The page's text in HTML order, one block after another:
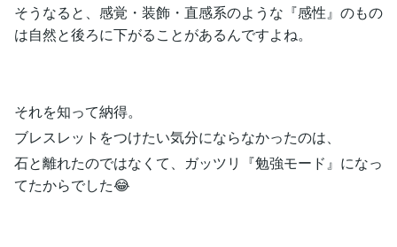
そうなると、感覚・装飾・直感系のような『感性』のもの
は自然と後ろに下がることがあるんですよね。
それを知って納得。
ブレスレットをつけたい気分にならなかったのは、
石と離れたのではなくて、ガッツリ『勉強モード』になっ
てたからでした😂